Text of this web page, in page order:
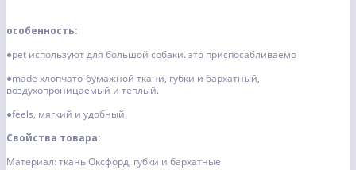
особенность:
●pet используют для большой собаки. это приспосабливаемо
●made хлопчато-бумажной ткани, губки и бархатный,
воздухопроницаемый и теплый.
●feels, мягкий и удобный.
Свойства товара:
Материал: ткань Оксфорд, губки и бархатные